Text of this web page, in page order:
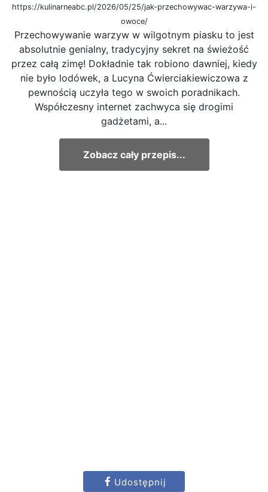
https://kulinarneabc.pl/2026/05/25/jak-przechowywac-warzywa-i-
owoce/
Przechowywanie warzyw w wilgotnym piasku to jest
absolutnie genialny, tradycyjny sekret na świeżość
przez całą zimę! Dokładnie tak robiono dawniej, kiedy
nie było lodówek, a Lucyna Ćwierciakiewiczowa z
pewnością uczyła tego w swoich poradnikach.
Współczesny internet zachwyca się drogimi
gadżetami, a...
Zobacz cały przepis...
Udostępnij